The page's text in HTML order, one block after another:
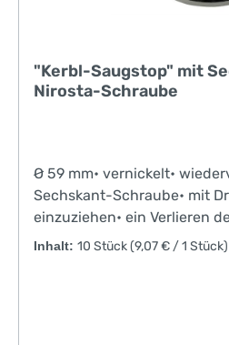
"Kerbl-Saugstop" mit
Nirosta-Schraube
Ø 59 mm• vernickelt•
Sechskant-Schraube• mit
einzuziehen• ein Verlieren
ausgeschlossen• lokale
Inhalt: 10 Stück(9,07 € / 1 Stück)